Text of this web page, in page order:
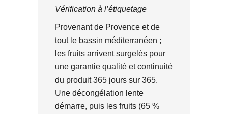
Vérification à l’étiquetage
Provenant de Provence et de
tout le bassin méditerranéen ;
les fruits arrivent surgelés pour
une garantie qualité et continuité
du produit 365 jours sur 365.
Une décongélation lente
démarre, puis les fruits (65 %